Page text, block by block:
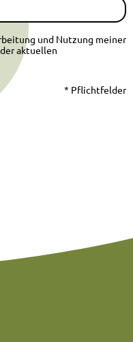
und Nutzung meiner
aktuellen
* Pflichtfelder